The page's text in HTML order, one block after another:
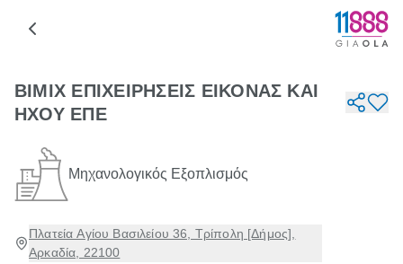
ΒΙΜΙΧ ΕΠΙΧΕΙΡΗΣΕΙΣ ΕΙΚΟΝΑΣ ΚΑΙ
ΗΧΟΥ ΕΠΕ
Μηχανολογικός Εξοπλισμός
Πλατεία Αγίου Βασιλείου 36, Τρίπολη [Δήμος],
Αρκαδία, 22100